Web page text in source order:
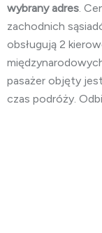
wybrany adres.
zachodnich
obsługują 2
pasażer objęty
czas podróży.